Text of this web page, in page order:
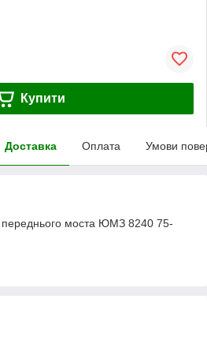
Купити
Доставка Оплата Умови
переднього моста ЮМЗ 8240 75-